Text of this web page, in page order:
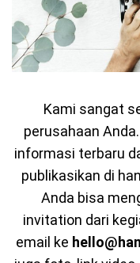
Kami sangat
perusahaan
informasi terbaru
publikasikan di
Anda bisa
invitation dari
email ke